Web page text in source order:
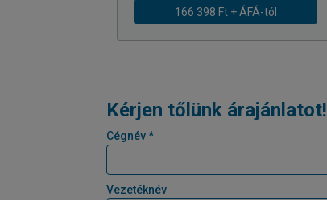
166 398 Ft + ÁFÁ-tól
Kérjen tőlünk árajánlatot!
Cégnév *
Vezetéknév